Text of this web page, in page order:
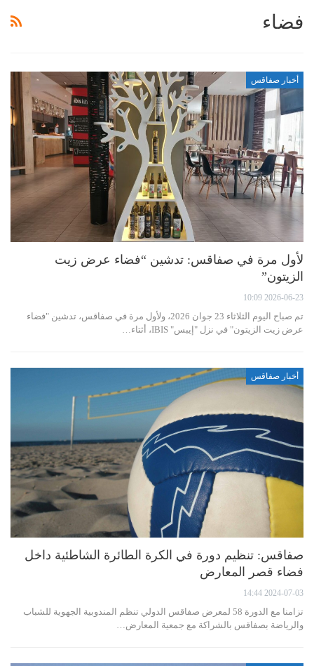
فضاء
أخبار صفاقس
لأول مرة في صفاقس: تدشين “فضاء عرض زيت
الزيتون”
2026-06-23 10:09
تم صباح اليوم الثلاثاء 23 جوان 2026، ولأول مرة في صفاقس، تدشين "فضاء
عرض زيت الزيتون" في نزل "إيبس" IBIS، أثتاء…
أخبار صفاقس
صفاقس: تنظيم دورة في الكرة الطائرة الشاطئية داخل
فضاء قصر المعارض
2024-07-03 14:44
تزامنا مع الدورة 58 لمعرض صفاقس الدولي تنظم المندوبية الجهوية للشباب
والرياضة بصفاقس بالشراكة مع جمعية المعارض…